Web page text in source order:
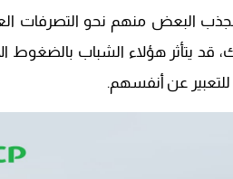
البعض منهم نحو التصرفات
قد يتأثر هؤلاء الشباب بالضغوط
عن أنفسهم.